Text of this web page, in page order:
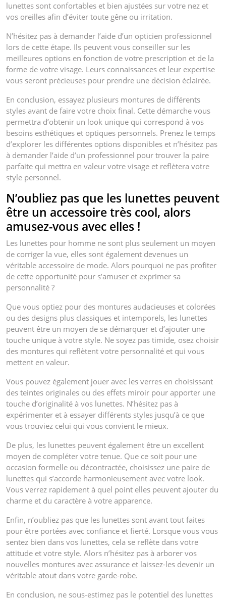
lunettes sont confortables et bien ajustées sur votre nez et
vos oreilles afin d’éviter toute gêne ou irritation.
N’hésitez pas à demander l’aide d’un opticien professionnel
lors de cette étape. Ils peuvent vous conseiller sur les
meilleures options en fonction de votre prescription et de la
forme de votre visage. Leurs connaissances et leur expertise
vous seront précieuses pour prendre une décision éclairée.
En conclusion, essayez plusieurs montures de différents
styles avant de faire votre choix final. Cette démarche vous
permettra d’obtenir un look unique qui correspond à vos
besoins esthétiques et optiques personnels. Prenez le temps
d’explorer les différentes options disponibles et n’hésitez pas
à demander l’aide d’un professionnel pour trouver la paire
parfaite qui mettra en valeur votre visage et reflètera votre
style personnel.
N’oubliez pas que les lunettes peuvent
être un accessoire très cool, alors
amusez-vous avec elles !
Les lunettes pour homme ne sont plus seulement un moyen
de corriger la vue, elles sont également devenues un
véritable accessoire de mode. Alors pourquoi ne pas profiter
de cette opportunité pour s’amuser et exprimer sa
personnalité ?
Que vous optiez pour des montures audacieuses et colorées
ou des designs plus classiques et intemporels, les lunettes
peuvent être un moyen de se démarquer et d’ajouter une
touche unique à votre style. Ne soyez pas timide, osez choisir
des montures qui reflètent votre personnalité et qui vous
mettent en valeur.
Vous pouvez également jouer avec les verres en choisissant
des teintes originales ou des effets miroir pour apporter une
touche d’originalité à vos lunettes. N’hésitez pas à
expérimenter et à essayer différents styles jusqu’à ce que
vous trouviez celui qui vous convient le mieux.
De plus, les lunettes peuvent également être un excellent
moyen de compléter votre tenue. Que ce soit pour une
occasion formelle ou décontractée, choisissez une paire de
lunettes qui s’accorde harmonieusement avec votre look.
Vous verrez rapidement à quel point elles peuvent ajouter du
charme et du caractère à votre apparence.
Enfin, n’oubliez pas que les lunettes sont avant tout faites
pour être portées avec confiance et fierté. Lorsque vous vous
sentez bien dans vos lunettes, cela se reflète dans votre
attitude et votre style. Alors n’hésitez pas à arborer vos
nouvelles montures avec assurance et laissez-les devenir un
véritable atout dans votre garde-robe.
En conclusion, ne sous-estimez pas le potentiel des lunettes